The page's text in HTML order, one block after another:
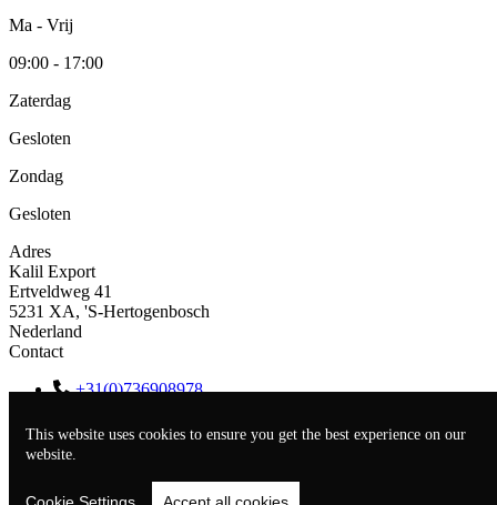
This website uses cookies to ensure you get the best experience on our
website.
Ma - Vrij
09:00 - 17:00
Zaterdag
Gesloten
Zondag
Gesloten
Adres
Kalil Export
Ertveldweg 41
5231 XA, 'S-Hertogenbosch
Nederland
Contact
+31(0)736908978
pierre@kalilexport.com